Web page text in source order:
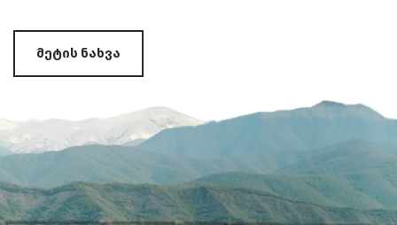
Მეტის Ნახვა